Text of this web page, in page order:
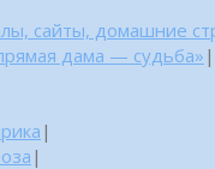
сайты, домашние
дама — судьба» |
|
|